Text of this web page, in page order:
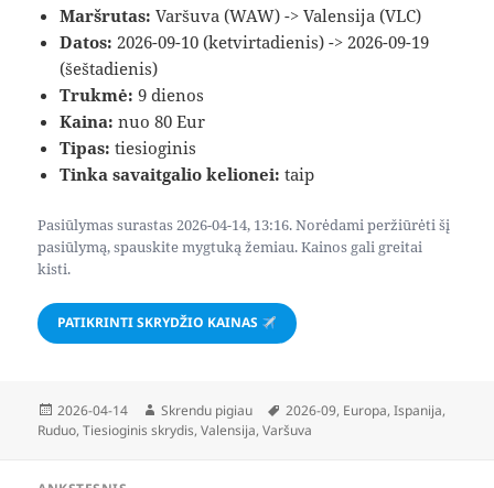
Maršrutas: Varšuva (WAW) -> Valensija (VLC)
Datos: 2026-09-10 (ketvirtadienis) -> 2026-09-19
(šeštadienis)
Trukmė: 9 dienos
Kaina: nuo 80 Eur
Tipas: tiesioginis
Tinka savaitgalio kelionei: taip
Pasiūlymas surastas 2026-04-14, 13:16. Norėdami peržiūrėti šį
pasiūlymą, spauskite mygtuką žemiau. Kainos gali greitai
kisti.
PATIKRINTI SKRYDŽIO KAINAS
Paskelbta
2026-04-14 Autorius
Skrendu pigiau Žymos
2026-09, Europa,Ispanija,
Ruduo,Tiesioginis skrydis,Valensija,Varšuva